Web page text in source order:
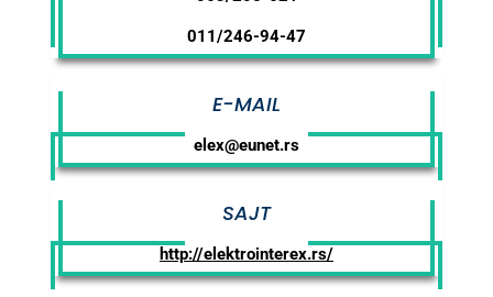
011/246-94-47
E-MAIL
elex@eunet.rs
SAJT
http://elektrointerex.rs/